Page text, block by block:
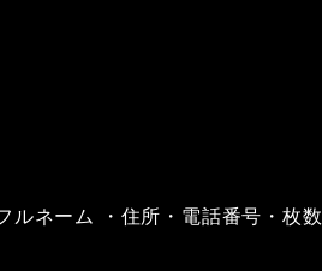
ルネーム ・住所・電話番号・枚数